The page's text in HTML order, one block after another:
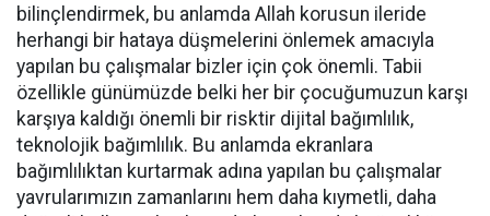
bilinçlendirmek, bu anlamda Allah korusun ileride
herhangi bir hataya düşmelerini önlemek amacıyla
yapılan bu çalışmalar bizler için çok önemli. Tabii
özellikle günümüzde belki her bir çocuğumuzun karşı
karşıya kaldığı önemli bir risktir dijital bağımlılık,
teknolojik bağımlılık. Bu anlamda ekranlara
bağımlılıktan kurtarmak adına yapılan bu çalışmalar
yavrularımızın zamanlarını hem daha kıymetli, daha